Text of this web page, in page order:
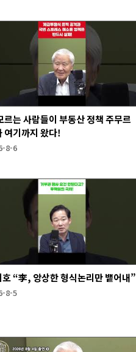
르는 사람들이 부동산 정책 주무르
여기까지 왔다!
8-6
호 “李, 앙상한 형식논리만 뱉어내”
8-5